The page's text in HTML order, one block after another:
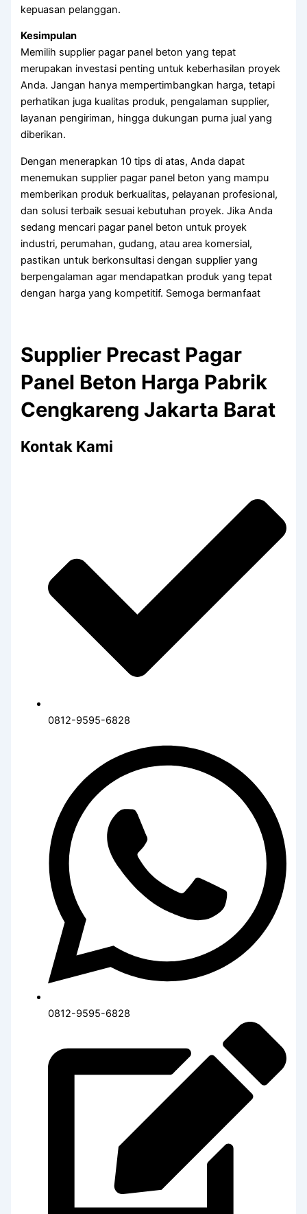
kepuasan pelanggan.
Kesimpulan
Memilih supplier pagar panel beton yang tepat
merupakan investasi penting untuk keberhasilan proyek
Anda. Jangan hanya mempertimbangkan harga, tetapi
perhatikan juga kualitas produk, pengalaman supplier,
layanan pengiriman, hingga dukungan purna jual yang
diberikan.
Dengan menerapkan 10 tips di atas, Anda dapat
menemukan supplier pagar panel beton yang mampu
memberikan produk berkualitas, pelayanan profesional,
dan solusi terbaik sesuai kebutuhan proyek. Jika Anda
sedang mencari pagar panel beton untuk proyek
industri, perumahan, gudang, atau area komersial,
pastikan untuk berkonsultasi dengan supplier yang
berpengalaman agar mendapatkan produk yang tepat
dengan harga yang kompetitif. Semoga bermanfaat
Supplier Precast Pagar
Panel Beton Harga Pabrik
Cengkareng Jakarta Barat
Kontak Kami
0812-9595-6828
0812-9595-6828